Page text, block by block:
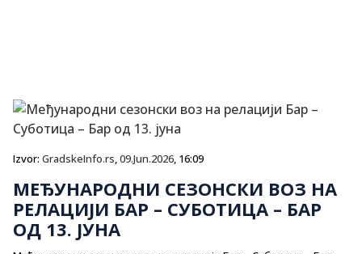
Izvor: GradskeInfo.rs,09.Jun.2026, 16:09
МЕЂУНАРОДНИ СЕЗОНСКИ ВОЗ НА
РЕЛАЦИЈИ БАР – СУБОТИЦА – БАР
ОД 13. ЈУНА